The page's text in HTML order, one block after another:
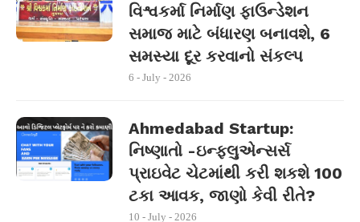
વિશ્વકર્મા નિર્માણ ફાઉન્ડેશન
સમાજ માટે બંધારણ બનાવશે, 6
સમસ્યા દૂર કરવાનો સંકલ્પ
6 - July - 2026
Ahmedabad Startup:
નિષ્ણાતો -ઇન્ફ્લુએન્સર્સ
પ્રાઇવેટ ચેટમાંથી કરી શકશે 100
ટકા આવક, જાણો કેવી રીતે?
10 - July - 2026